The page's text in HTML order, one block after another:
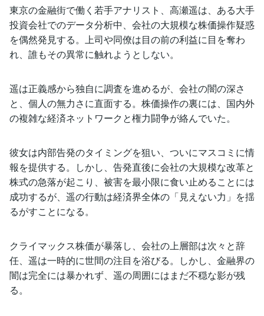
東京の金融街で働く若手アナリスト、高瀬遥は、ある大手
投資会社でのデータ分析中、会社の大規模な株価操作疑惑
を偶然発見する。上司や同僚は目の前の利益に目を奪わ
れ、誰もその異常に触れようとしない。
遥は正義感から独自に調査を進めるが、会社の闇の深さ
と、個人の無力さに直面する。株価操作の裏には、国内外
の複雑な経済ネットワークと権力闘争が絡んでいた。
彼女は内部告発のタイミングを狙い、ついにマスコミに情
報を提供する。しかし、告発直後に会社の大規模な改革と
株式の急落が起こり、被害を最小限に食い止めることには
成功するが、遥の行動は経済界全体の「見えない力」を揺
るがすことになる。
クライマックス株価が暴落し、会社の上層部は次々と辞
任、遥は一時的に世間の注目を浴びる。しかし、金融界の
闇は完全には暴かれず、遥の周囲にはまだ不穏な影が残
る。